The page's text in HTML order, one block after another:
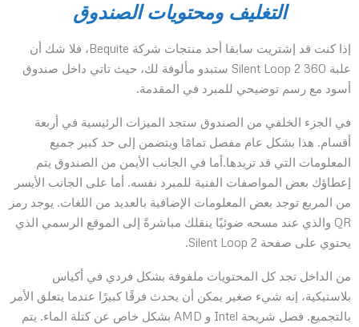
التغليف ومحتويات الصندوق
إذا كنت قد إشتريت سابقا أحد منتجات شركة Bequite، فلا شك أن
علبة Silent Loop 2 360 ستبدو مألوفة لك، حيث تاتي داخل صندوق
أسود مع رسم توضيحي للمبرد في المقدمة.
في الجزء الخلفي من الصندوق ستجد الميزات الرئيسية في أربعة
أقسام. هذا بشكل عام مفصل تمامًا ويتضمن إلى حد كبير جميع
المعلومات التي قد تريدها.أما في الجانب الأيمن من الصندوق يتم
إعطاؤك بعض المواصفات الفنية للمبرد نفسه. أما على الجانب الأيسر
من المربع توجد بعض المعلومات الإضافية بالعديد من اللغات. يوجد رمز
QR والذي عند مسحه ضوئيًا ينقلك مباشرةً إلى الموقع الرسمي الذي
يحتوي على صفحة Silent Loop 2.
من الداخل تجد كل المحتويات ملفوفة بشكل فردي في أكياس
بلاستيكية، إنه شيء صغير يمكن أن يحدث فرقًا كبيرًا عندما يتعلق الأمر
بالتجميع. فصل شريحة Intel و AMD بشكل خاص عن كتلة الماء. يتم